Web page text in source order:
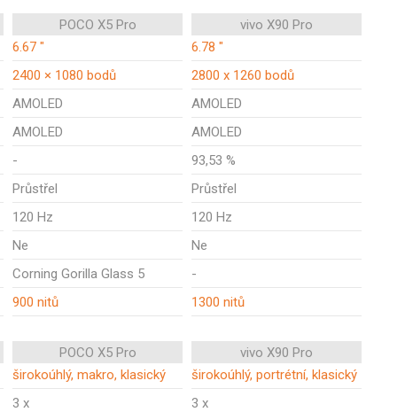
POCO X5 Pro
vivo X90 Pro
6.67 "
6.78 "
2400 × 1080 bodů
2800 x 1260 bodů
AMOLED
AMOLED
AMOLED
AMOLED
-
93,53 %
Průstřel
Průstřel
120 Hz
120 Hz
Ne
Ne
Corning Gorilla Glass 5
-
900 nitů 1300 nitů
POCO X5 Pro
vivo X90 Pro
širokoúhlý, makro, klasický
širokoúhlý, portrétní, klasický
3 x
3 x